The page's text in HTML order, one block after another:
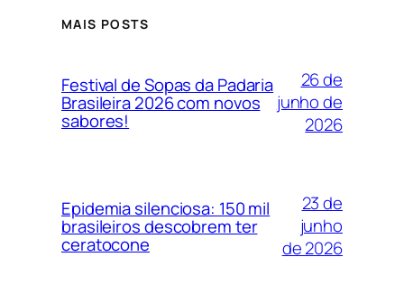
MAIS POSTS
Festival de Sopas da Padaria
Brasileira 2026 com novos
sabores!
26 de
junho de
2026
Epidemia silenciosa: 150 mil
brasileiros descobrem ter
ceratocone
23 de
junho
de 2026